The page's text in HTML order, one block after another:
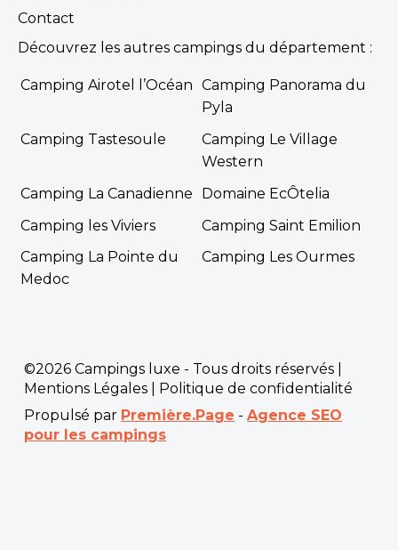
Contact
Découvrez les autres campings du département :
Camping Airotel l’Océan Camping Panorama du
Pyla
Camping Tastesoule
Camping Le Village
Western
Camping La Canadienne
Domaine EcÔtelia
Camping les Viviers
Camping Saint Emilion
Camping La Pointe du
Medoc
Camping Les Ourmes
©2026 Campings luxe - Tous droits réservés |
Mentions Légales
Politique de confidentialité
Propulsé par Première.Page -Agence SEO
pour les campings